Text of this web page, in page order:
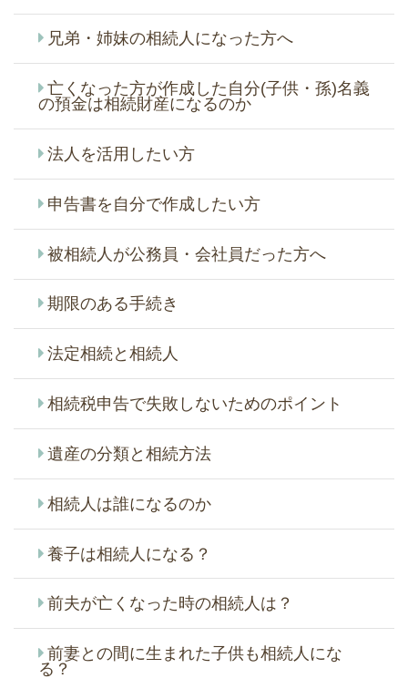
兄弟・姉妹の相続人になった方へ
亡くなった方が作成した自分(子供・孫)名義
の預金は相続財産になるのか
法人を活用したい方
申告書を自分で作成したい方
被相続人が公務員・会社員だった方へ
期限のある手続き
法定相続と相続人
相続税申告で失敗しないためのポイント
遺産の分類と相続方法
相続人は誰になるのか
養子は相続人になる？
前夫が亡くなった時の相続人は？
前妻との間に生まれた子供も相続人にな
る？